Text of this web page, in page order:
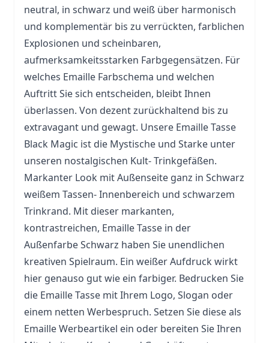
neutral, in schwarz und weiß über harmonisch
und komplementär bis zu verrückten, farblichen
Explosionen und scheinbaren,
aufmerksamkeitsstarken Farbgegensätzen. Für
welches Emaille Farbschema und welchen
Auftritt Sie sich entscheiden, bleibt Ihnen
überlassen. Von dezent zurückhaltend bis zu
extravagant und gewagt. Unsere EmailleTasse
Black Magic ist die Mystische und Starke unter
unseren nostalgischen Kult- Trinkgefäßen.
Markanter Look mit Außenseite ganz in Schwarz
weißem Tassen- Innenbereich und schwarzem
Trinkrand. Mit dieser markanten,
kontrastreichen, Emaille Tasse in der
Außenfarbe Schwarz haben Sie unendlichen
kreativen Spielraum. Ein weißer Aufdruck wirkt
hier genauso gut wie ein farbiger. Bedrucken Sie
die Emaille Tasse mit Ihrem Logo, Slogan oder
einem netten Werbespruch. Setzen Sie diese als
Emaille Werbeartikel ein oder bereiten Sie Ihren